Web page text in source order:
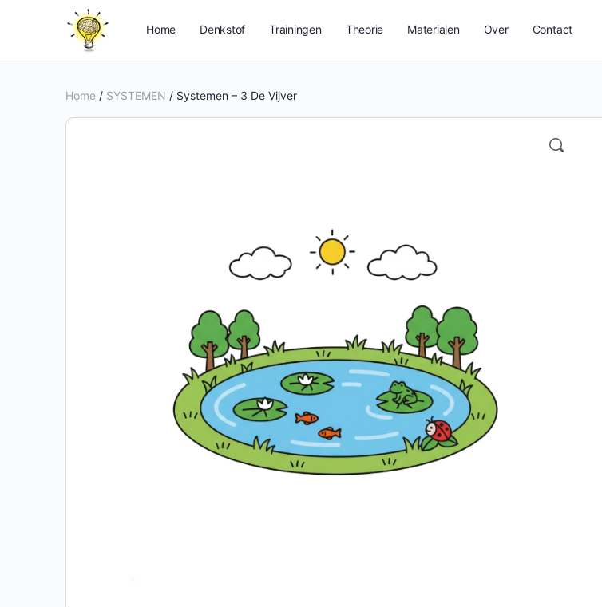
Home Denkstof Trainingen Theorie Materialen Over Contact
Home / SYSTEMEN / Systemen – 3 De Vijver